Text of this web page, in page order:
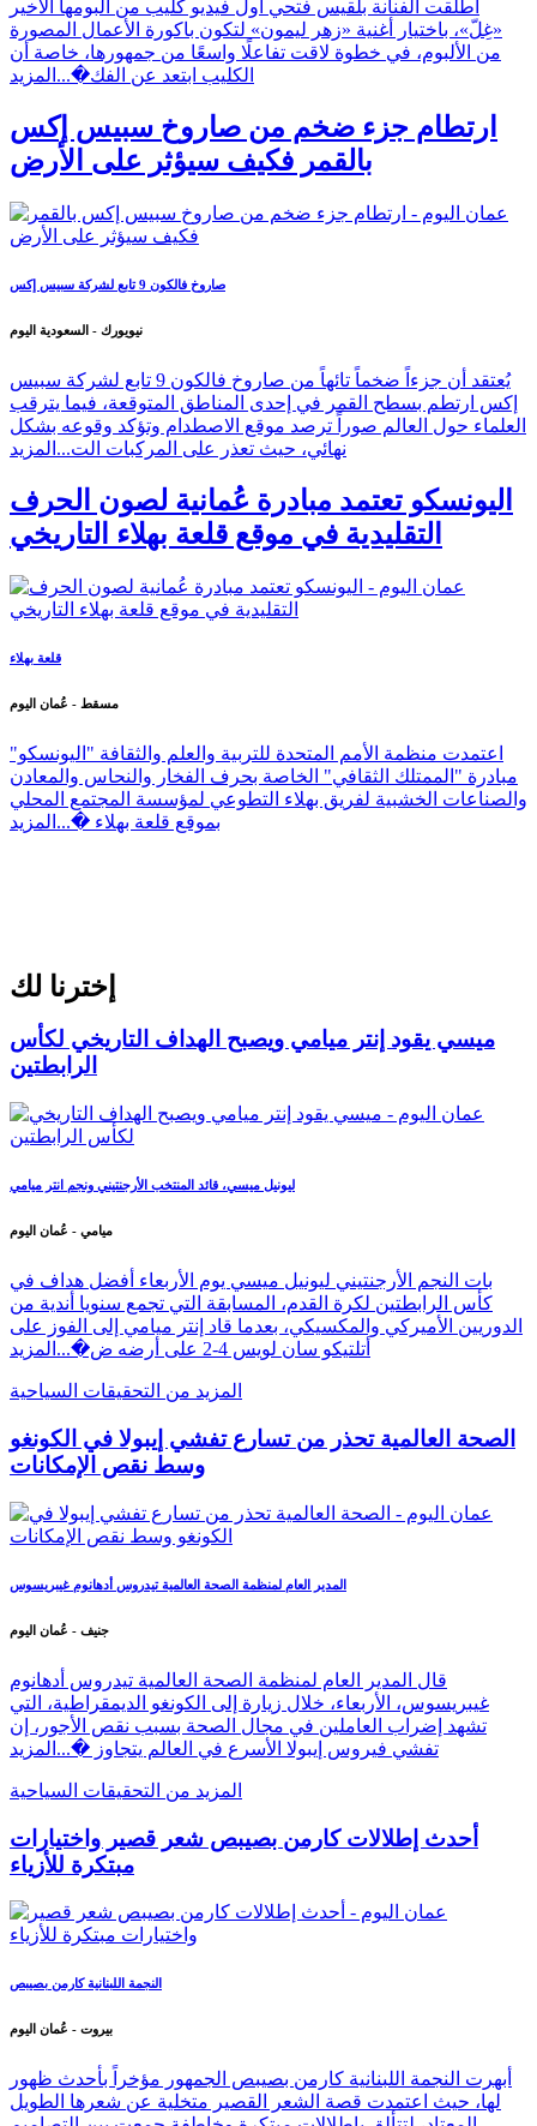
أبوظبي - عُمان اليوم
أطلقت الفنانة بلقيس فتحي أول فيديو كليب من ألبومها الأخير
«غِلّ»، باختيار أغنية «زهر ليمون» لتكون باكورة الأعمال المصورة
الكليب ابتعد عن الفك�...المزيد
ارتطام جزء ضخم من صاروخ سبيس إكس
بالقمر فكيف سيؤثر على الأرض
نيويورك - السعودية اليوم
يُعتقد أن جزءاً ضخماً تائهاً من صاروخ فالكون 9 تابع لشركة سبيس
إكس ارتطم بسطح القمر في إحدى المناطق المتوقعة، فيما يترقب
العلماء حول العالم صوراً ترصد موقع الاصطدام وتؤكد وقوعه بشكل
نهائي، حيث تعذر على المركبات الت...المزيد
اليونسكو تعتمد مبادرة عُمانية لصون الحرف
التقليدية في موقع قلعة بهلاء التاريخي
قلعة بهلاء
مسقط - عُمان اليوم
اعتمدت منظمة الأمم المتحدة للتربية والعلم والثقافة "اليونسكو"
مبادرة "الممتلك الثقافي" الخاصة بحرف الفخار والنحاس والمعادن
إخترنا لك
الرابطتين
ليونيل ميسي، قائد المنتخب الأرجنتيني ونجم انتر ميامي
ميامي - عُمان اليوم
بات النجم الأرجنتيني ليونيل ميسي يوم الأربعاء أفضل هداف في
كأس الرابطتين لكرة القدم، المسابقة التي تجمع سنويا أندية من
الدوريين الأميركي والمكسيكي، بعدما قاد إنتر ميامي إلى الفوز على
أتلتيكو سان لويس 4-2 على أرضه ض�...
المزيد
المزيد من التحقيقات السياحية
وسط نقص الإمكانات
المدير العام لمنظمة الصحة العالمية تيدروس أدهانوم غيبريسوس
جنيف - عُمان اليوم
قال المدير العام لمنظمة الصحة العالمية تيدروس أدهانوم
غيبريسوس، الأربعاء، خلال زيارة إلى الكونغو الديمقراطية، التي
تشهد إضراب العاملين في مجال الصحة بسبب نقص الأجور، إن
تفشي فيروس إيبولا الأسرع في العالم يتجاوز �...المزيد
المزيد من التحقيقات السياحية
أحدث إطلالات كارمن بصيبص شعر قصير واختيارات
مبتكرة للأزياء
النجمة اللبنانية كارمن بصيبص
بيروت - عُمان اليوم